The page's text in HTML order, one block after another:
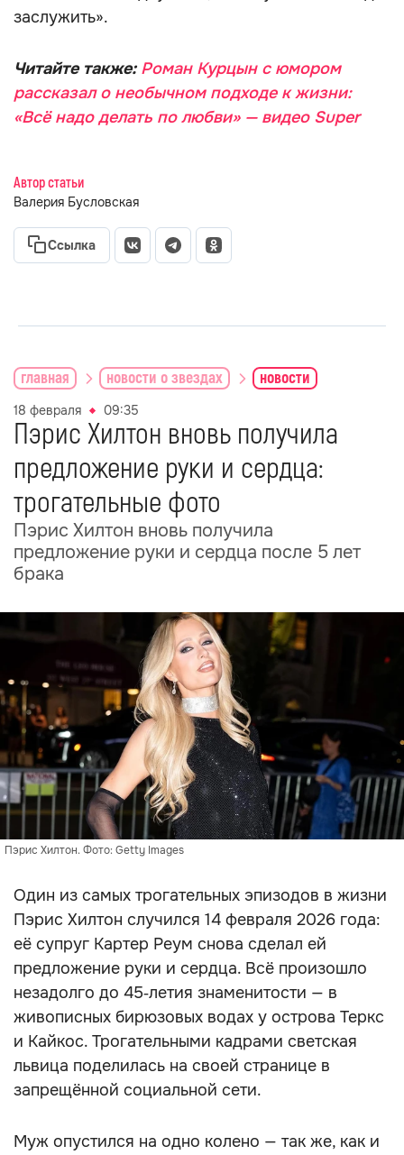
заслужить».
Читайте также: Роман Курцын с юмором
рассказал о необычном подходе к жизни:
«Всё надо делать по любви» — видео Super
Автор статьи
Валерия Бусловская
Ссылка
главная новости о звездах новости
18 февраля 09:35
Пэрис Хилтон вновь получила
предложение руки и сердца:
трогательные фото
Пэрис Хилтон вновь получила
предложение руки и сердца после 5 лет
брака
Пэрис Хилтон. Фото: Getty Images
Один из самых трогательных эпизодов в жизни
Пэрис Хилтон случился 14 февраля 2026 года:
её супруг Картер Реум снова сделал ей
предложение руки и сердца. Всё произошло
незадолго до 45‑летия знаменитости — в
живописных бирюзовых водах у острова Теркс
и Кайкос. Трогательными кадрами светская
львица поделилась на своей странице в
запрещённой социальной сети.
Муж опустился на одно колено — так же, как и